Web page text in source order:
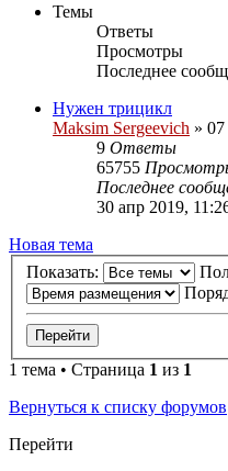
Темы
Ответы
Просмотры
Последнее
Нужен трицикл
Maksim Sergeevich »
9 Ответы
65755
Последнее
30 апр 2019,
Новая тема
Показать:
1 тема • Страница 1 из 1
Вернуться к списку форумов
Перейти